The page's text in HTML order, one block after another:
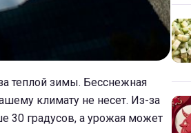
теплой зимы. Бесснежная
климату не несет. Из-за
30 градусов, а урожая может